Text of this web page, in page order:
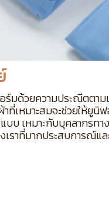
ด้วยความประณีตตาม
ที่เหมาะสมจะช่วยให้ยู
เหมาะกับบุคลากรทา
าที่มากประสบการณ์แล